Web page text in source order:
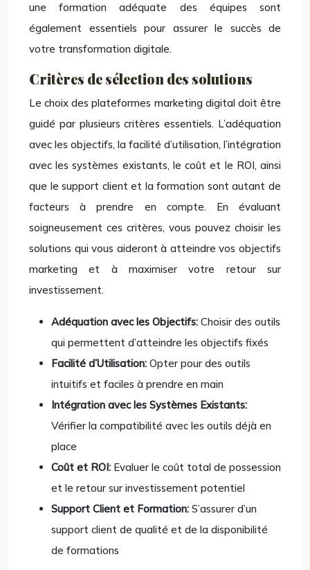
une formation adéquate des équipes sont
également essentiels pour assurer le succès de
votre transformation digitale.
Critères de sélection des solutions
Le choix des plateformes marketing digital doit être
guidé par plusieurs critères essentiels. L’adéquation
avec les objectifs, la facilité d’utilisation, l’intégration
avec les systèmes existants, le coût et le ROI, ainsi
que le support client et la formation sont autant de
facteurs à prendre en compte. En évaluant
soigneusement ces critères, vous pouvez choisir les
solutions qui vous aideront à atteindre vos objectifs
marketing et à maximiser votre retour sur
investissement.
Adéquation avec les Objectifs: Choisir des outils
qui permettent d’atteindre les objectifs fixés
Facilité d’Utilisation: Opter pour des outils
intuitifs et faciles à prendre en main
Intégration avec les Systèmes Existants:
Vérifier la compatibilité avec les outils déjà en
place
Coût et ROI: Evaluer le coût total de possession
et le retour sur investissement potentiel
Support Client et Formation: S’assurer d’un
support client de qualité et de la disponibilité
de formations